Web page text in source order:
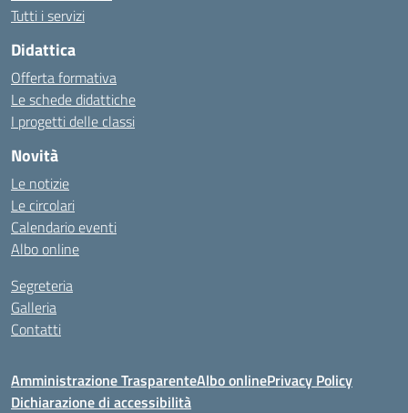
Tutti i servizi
Didattica
Offerta formativa
Le schede didattiche
I progetti delle classi
Novità
Le notizie
Le circolari
Calendario eventi
Albo online
Segreteria
Galleria
Contatti
Amministrazione TrasparenteAlbo onlinePrivacy Policy
Dichiarazione di accessibilità